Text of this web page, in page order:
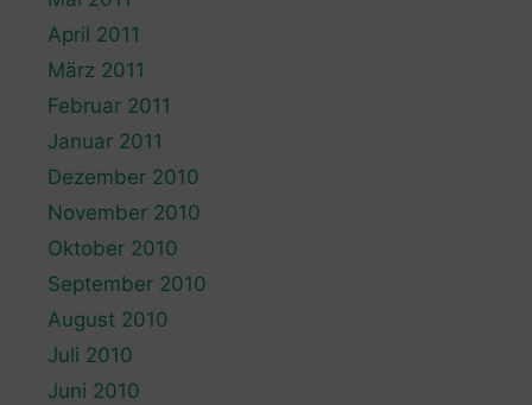
April 2011
März 2011
Februar 2011
Januar 2011
Dezember 2010
November 2010
Oktober 2010
September 2010
August 2010
Juli 2010
Juni 2010